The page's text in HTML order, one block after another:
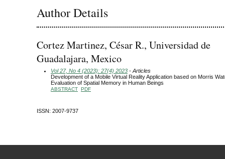
Author Details
Cortez Martinez, César R., Universidad de
Guadalajara, Mexico
Vol 27, No 4 (2023): 27(4) 2023 - Articles
Development of a Mobile Virtual Reality Application based on Morris
Evaluation of Spatial Memory in Human Beings
ABSTRACT PDF
ISSN: 2007-9737